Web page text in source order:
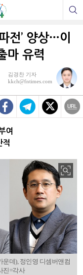
전’ 양상…이
마 유력
김경찬 기자
kkch@fntimes.com
여
적
운데), 정인영 디셈버앤컴
진=각사